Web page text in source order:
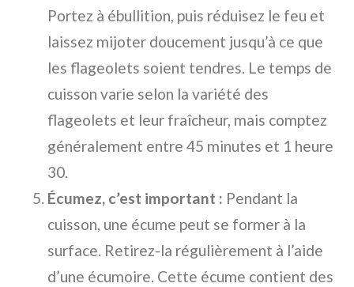
Portez à ébullition, puis réduisez le feu et
laissez mijoter doucement jusqu’à ce que
les flageolets soient tendres. Le temps de
cuisson varie selon la variété des
flageolets et leur fraîcheur, mais comptez
généralement entre 45 minutes et 1 heure
30.
Écumez, c’est important : Pendant la
cuisson, une écume peut se former à la
surface. Retirez-la régulièrement à l’aide
d’une écumoire. Cette écume contient des